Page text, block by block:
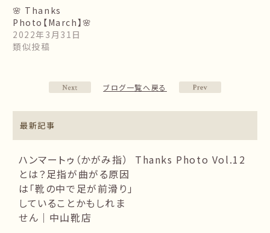
🌸 Thanks
Photo【March】🌸
2022年3月31日
類似投稿
ブログ一覧へ戻る
最新記事
ハンマートゥ（かがみ指）
とは？足指が曲がる原因
は「靴の中で足が前滑り」
していることかもしれま
せん｜中山靴店
Thanks Photo Vol.12